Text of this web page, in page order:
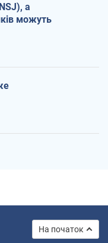
а
можуть
На початок